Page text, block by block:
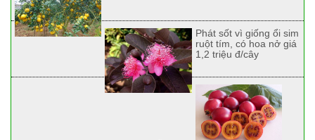
Phát sốt vì giống ổi sim
ruột tím, có hoa nở giá
1,2 triệu đ/cây